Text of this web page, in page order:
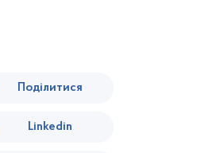
Поділитися
Linkedin